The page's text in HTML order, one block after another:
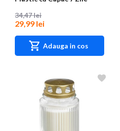
34,47 lei
29,99 lei
Adauga in cos